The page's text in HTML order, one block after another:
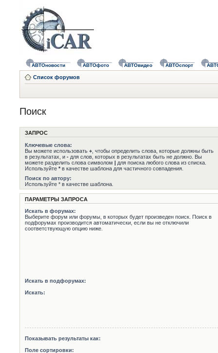
АВТОновости АВТОфото АВТОвидео АВТОспорт
Список форумов
Поиск
ЗАПРОС
Ключевые слова:
Вы можете использовать + , чтобы определить слова, которые должны быть
в результатах, и - для слов, которых в результатах быть не должно. Вы
можете разделить слова символом | для поиска любого слова из списка.
Используйте * в качестве шаблона для частичного совпадения.
Поиск по автору:
Используйте * в качестве шаблона.
ПАРАМЕТРЫ ЗАПРОСА
Искать в форумах:
Выберите форум или форумы, в которых будет произведен поиск. Поиск в
подфорумах производится автоматически, если вы не отключили
соответствующую опцию ниже.
Искать в подфорумах:
Искать:
Показывать результаты как:
Поле сортировки: